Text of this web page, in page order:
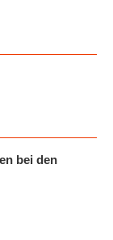
bei den